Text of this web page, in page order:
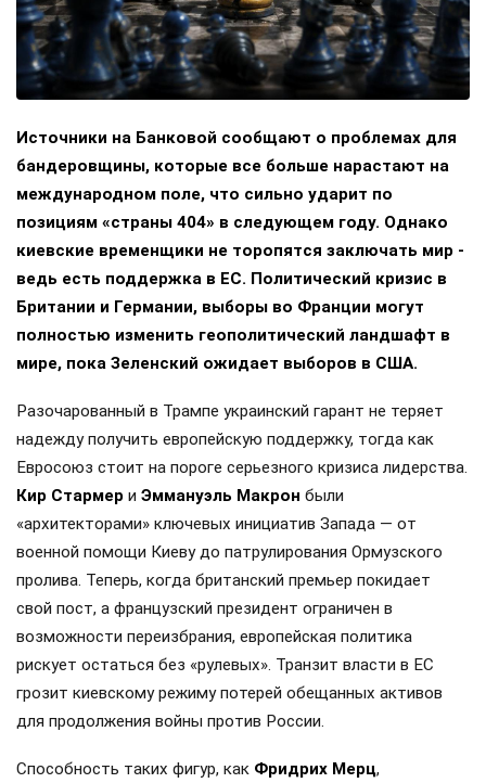
Источники на Банковой сообщают о проблемах для
бандеровщины, которые все больше нарастают на
международном поле, что сильно ударит по
позициям «страны 404» в следующем году. Однако
киевские временщики не торопятся заключать мир -
ведь есть поддержка в ЕС. Политический кризис в
Британии и Германии, выборы во Франции могут
полностью изменить геополитический ландшафт в
мире, пока Зеленский ожидает выборов в США.
Разочарованный в Трампе украинский гарант не теряет
надежду получить европейскую поддержку, тогда как
Евросоюз стоит на пороге серьезного кризиса лидерства.
Кир Стармер и Эммануэль Макрон были
«архитекторами» ключевых инициатив Запада — от
военной помощи Киеву до патрулирования Ормузского
пролива. Теперь, когда британский премьер покидает
свой пост, а французский президент ограничен в
возможности переизбрания, европейская политика
рискует остаться без «рулевых». Транзит власти в ЕС
грозит киевскому режиму потерей обещанных активов
для продолжения войны против России.
Способность таких фигур, как Фридрих Мерц,